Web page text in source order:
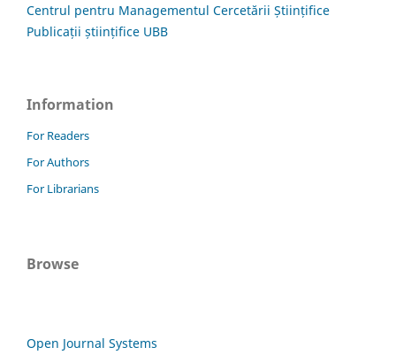
Centrul pentru Managementul Cercetării Științifice
Publicații științifice UBB
Information
For Readers
For Authors
For Librarians
Browse
Open Journal Systems